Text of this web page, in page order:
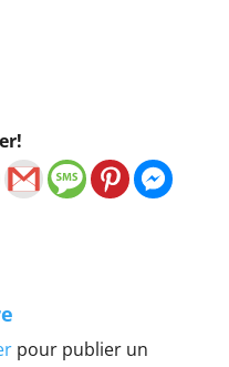
pour publier un